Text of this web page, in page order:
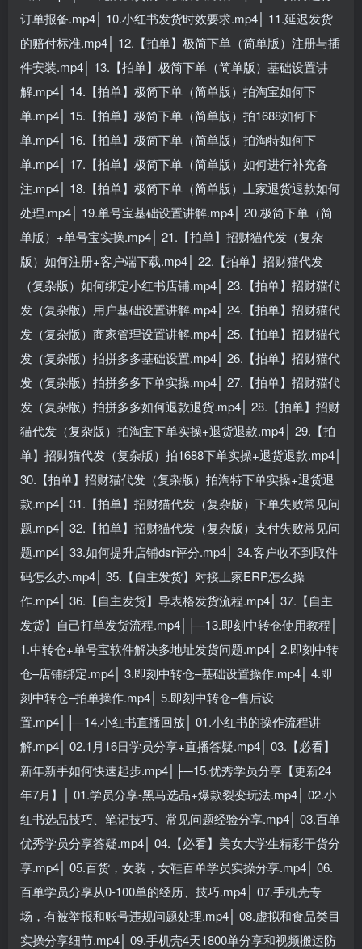
订单报备.mp4│ 10.小红书发货时效要求.mp4│ 11.延迟发货
的赔付标准.mp4│ 12.【拍单】极简下单（简单版）注册与插
件安装.mp4│ 13.【拍单】极简下单（简单版）基础设置讲
解.mp4│ 14.【拍单】极简下单（简单版）拍淘宝如何下
单.mp4│ 15.【拍单】极简下单（简单版）拍1688如何下
单.mp4│ 16.【拍单】极简下单（简单版）拍淘特如何下
单.mp4│ 17.【拍单】极简下单（简单版）如何进行补充备
注.mp4│ 18.【拍单】极简下单（简单版）上家退货退款如何
处理.mp4│ 19.单号宝基础设置讲解.mp4│ 20.极简下单（简
单版）+单号宝实操.mp4│ 21.【拍单】招财猫代发（复杂
版）如何注册+客户端下载.mp4│ 22.【拍单】招财猫代发
（复杂版）如何绑定小红书店铺.mp4│ 23.【拍单】招财猫代
发（复杂版）用户基础设置讲解.mp4│ 24.【拍单】招财猫代
发（复杂版）商家管理设置讲解.mp4│ 25.【拍单】招财猫代
发（复杂版）拍拼多多基础设置.mp4│ 26.【拍单】招财猫代
发（复杂版）拍拼多多下单实操.mp4│ 27.【拍单】招财猫代
发（复杂版）拍拼多多如何退款退货.mp4│ 28.【拍单】招财
猫代发（复杂版）拍淘宝下单实操+退货退款.mp4│ 29.【拍
单】招财猫代发（复杂版）拍1688下单实操+退货退款.mp4│
30.【拍单】招财猫代发（复杂版）拍淘特下单实操+退货退
款.mp4│ 31.【拍单】招财猫代发（复杂版）下单失败常见问
题.mp4│ 32.【拍单】招财猫代发（复杂版）支付失败常见问
题.mp4│ 33.如何提升店铺dsr评分.mp4│ 34.客户收不到取件
码怎么办.mp4│ 35.【自主发货】对接上家ERP怎么操
作.mp4│ 36.【自主发货】导表格发货流程.mp4│ 37.【自主
发货】自己打单发货流程.mp4│├─13.即刻中转仓使用教程│
1.中转仓+单号宝软件解决多地址发货问题.mp4│ 2.即刻中转
仓–店铺绑定.mp4│ 3.即刻中转仓–基础设置操作.mp4│ 4.即
刻中转仓–拍单操作.mp4│ 5.即刻中转仓–售后设
置.mp4│├─14.小红书直播回放│ 01.小红书的操作流程讲
解.mp4│ 02.1月16日学员分享+直播答疑.mp4│ 03.【必看】
新年新手如何快速起步.mp4│├─15.优秀学员分享【更新24
年7月】│ 01.学员分享-黑马选品+爆款裂变玩法.mp4│ 02.小
红书选品技巧、笔记技巧、常见问题经验分享.mp4│ 03.百单
优秀学员分享答疑.mp4│ 04.【必看】美女大学生精彩干货分
享.mp4│ 05.百货，女装，女鞋百单学员实操分享.mp4│ 06.
百单学员分享从0-100单的经历、技巧.mp4│ 07.手机壳专
场，有被举报和账号违规问题处理.mp4│ 08.虚拟和食品类目
实操分享细节.mp4│ 09.手机壳4天1800单分享和视频搬运防